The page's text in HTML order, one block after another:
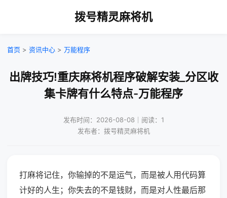
拨号精灵麻将机
首页 > 资讯中心 > 万能程序
出牌技巧!重庆麻将机程序破解安装_分区收
集卡牌有什么特点-万能程序
发布时间：2026-08-08｜阅读：1
发布者：拨号精灵麻将机
打麻将记住，你输掉的不是运气，而是被人用代码算
计好的人生；你失去的不是钱财，而是对人性最后那